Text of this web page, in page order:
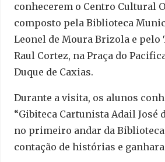
conhecerem o Centro Cultural
composto pela Biblioteca
Leonel de Moura Brizola e
Raul Cortez, na Praça do
Duque de Caxias.
Durante a visita, os alunos
“Gibiteca Cartunista Adail José
no primeiro andar da
contação de histórias e